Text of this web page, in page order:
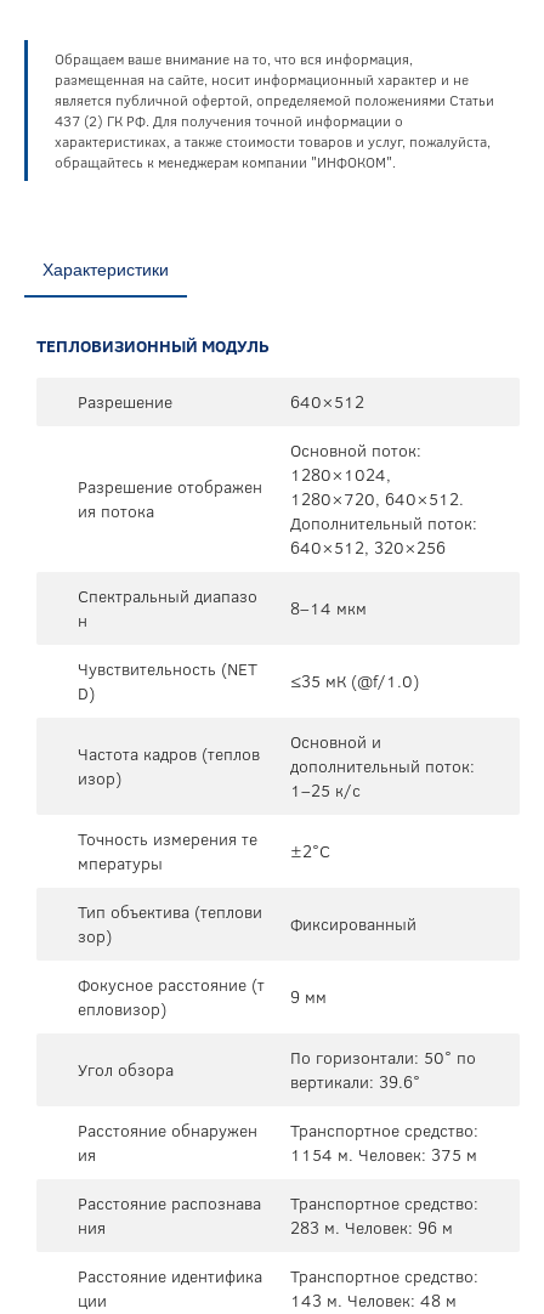
Обращаем ваше внимание на то, что вся информация,
размещенная на сайте, носит информационный характер и не
является публичной офертой, определяемой положениями Статьи
437 (2) ГК РФ. Для получения точной информации о
характеристиках, а также стоимости товаров и услуг, пожалуйста,
обращайтесь к менеджерам компании "ИНФОКОМ".
Характеристики
ТЕПЛОВИЗИОННЫЙ МОДУЛЬ
Разрешение 640×512
Разрешение отображен
ия потока
Основной поток:
1280×1024,
1280×720, 640×512.
Дополнительный поток:
640×512, 320×256
Спектральный диапазо
н
8–14 мкм
Чувствительность (NET
D)
≤35 мК (@f/1.0)
Частота кадров (теплов
изор)
Основной и
дополнительный поток:
1–25 к/с
Точность измерения те
мпературы
±2°C
Тип объектива (теплови
зор)
Фиксированный
Фокусное расстояние (т
епловизор)
9 мм
Угол обзора
По горизонтали: 50° по
вертикали: 39.6°
Расстояние обнаружен
ия
Транспортное средство:
1154 м. Человек: 375 м
Расстояние распознава
ния
Транспортное средство:
283 м. Человек: 96 м
Расстояние идентифика
ции
Транспортное средство:
143 м. Человек: 48 м